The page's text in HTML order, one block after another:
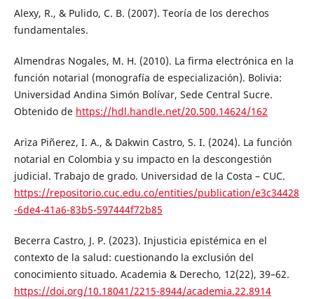
Alexy, R., & Pulido, C. B. (2007). Teoría de los derechos
fundamentales.
Almendras Nogales, M. H. (2010). La firma electrónica en la
función notarial (monografía de especialización). Bolivia:
Universidad Andina Simón Bolívar, Sede Central Sucre.
Obtenido de https://hdl.handle.net/20.500.14624/162
Ariza Piñerez, I. A., & Dakwin Castro, S. I. (2024). La función
notarial en Colombia y su impacto en la descongestión
judicial. Trabajo de grado. Universidad de la Costa – CUC.
https://repositorio.cuc.edu.co/entities/publication/e3c34428
-6de4-41a6-83b5-597444f72b85
Becerra Castro, J. P. (2023). Injusticia epistémica en el
contexto de la salud: cuestionando la exclusión del
conocimiento situado. Academia & Derecho, 12(22), 39–62.
https://doi.org/10.18041/2215-8944/academia.22.8914